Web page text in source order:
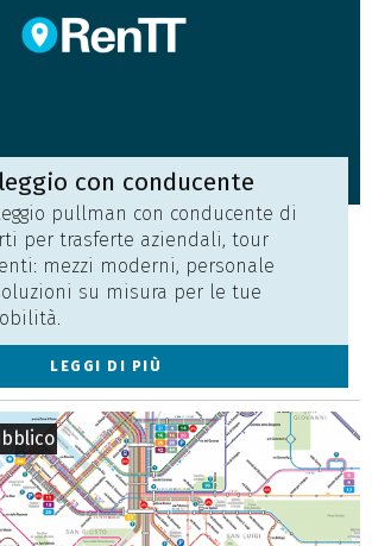
con conducente
pullman con conducente di
per trasferte aziendali, tour
mezzi moderni, personale
su misura per le tue
LEGGI DI PIÙ